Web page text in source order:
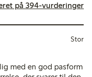
på 394-vurderinger
Stor
med en god pasform